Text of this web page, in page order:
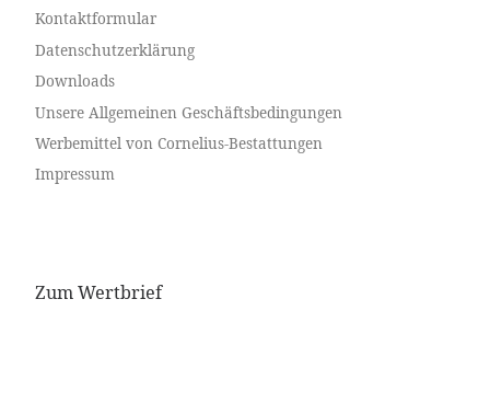
Kontaktformular
Datenschutzerklärung
Downloads
Unsere Allgemeinen Geschäftsbedingungen
Werbemittel von Cornelius-Bestattungen
Impressum
Zum Wertbrief